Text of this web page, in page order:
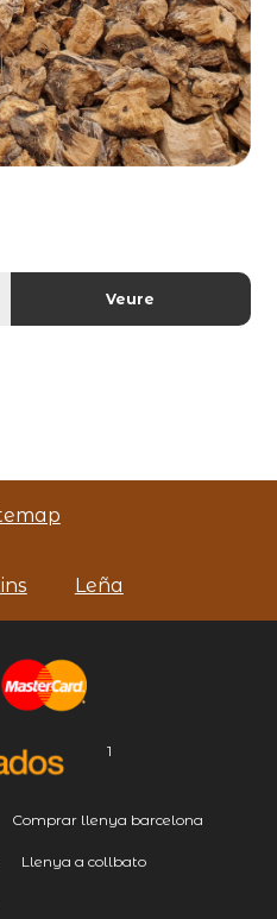
Veure
Leña
1
Comprar llenya barcelona
Llenya a collbato